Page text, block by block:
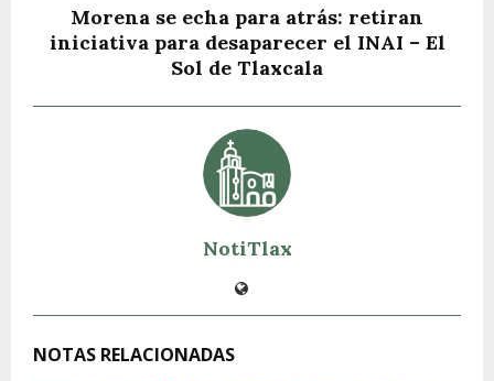
Morena se echa para atrás: retiran
iniciativa para desaparecer el INAI – El
Sol de Tlaxcala
NotiTlax
NOTAS RELACIONADAS